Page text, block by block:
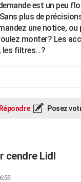
est un peu
plus de
une notice, ou
monter? Les
les filtres...?
Répondre Posez
cendre Lidl